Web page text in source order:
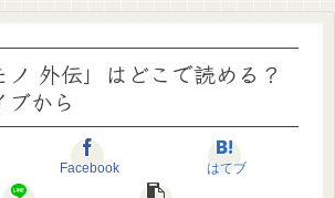
ノ 外伝」はどこで読める？
から
Facebook はてブ